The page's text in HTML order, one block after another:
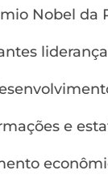
Nobel da
e